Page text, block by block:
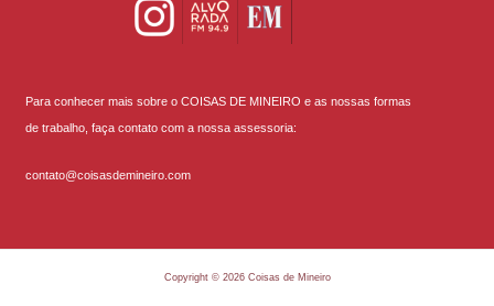
Para conhecer mais sobre o COISAS DE MINEIRO e as nossas formas
de trabalho, faça contato com a nossa assessoria:
contato@coisasdemineiro.com
Copyright © 2026 Coisas de Mineiro